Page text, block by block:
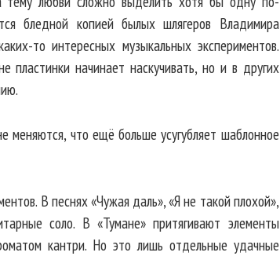
бледной копией былых шлягеров Владимира
то интересных музыкальных экспериментов.
пластинки начинает наскучивать, но и в других
меняются, что ещё больше усугубляет шаблонное
В песнях «Чужая даль», «Я не такой плохой»,
соло. В «Тумане» притягивают элементы
кантри. Но это лишь отдельные удачные